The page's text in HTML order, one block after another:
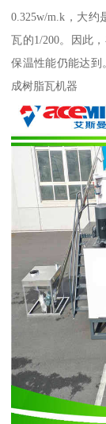
0.325w/m.k，大约
瓦的1/200。因此
保温性能仍能达到
成树脂瓦机器